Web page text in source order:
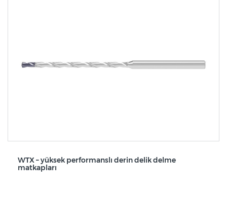
WTX – yüksek performanslı derin delik delme
matkapları